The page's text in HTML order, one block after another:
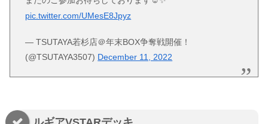
pic.twitter.com/UMesE8Jpyz
— TSUTAYA若杉店＠年末BOX争奪戦開催！
(@TSUTAYA3507) December 11, 2022